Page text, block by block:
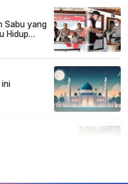
Sabu yang
Hidup
ini